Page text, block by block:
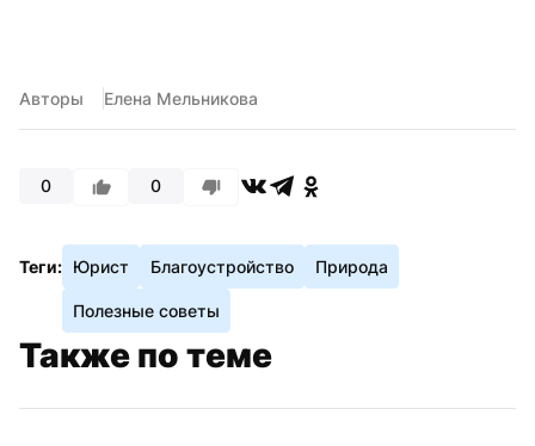
Авторы Елена Мельникова
0 0
Теги: Юрист Благоустройство Природа
Полезные советы
Также по теме